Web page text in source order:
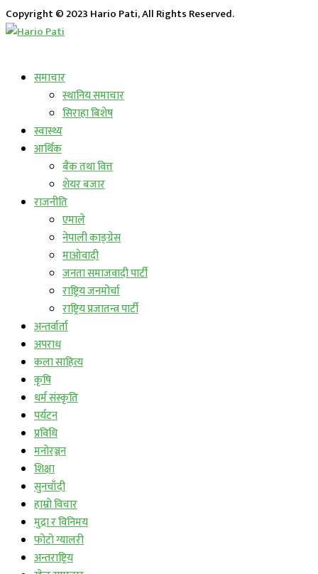
Copyright © 2023 Hario Pati, All Rights Reserved.
समाचार
स्थानिय समाचार
सिराहा बिशेष
स्वास्थ्य
आर्थिक
बैंक तथा वित्त
शेयर बजार
राजनीति
एमाले
नेपाली काङ्ग्रेस
माओवादी
जनता समाजवादी पार्टी
राष्ट्रिय जनमोर्चा
राष्ट्रिय प्रजातन्त्र पार्टी
अन्तर्वार्ता
अपराध
कला साहित्य
कृषि
धर्म संस्कृति
पर्यटन
प्रविधि
मनोरञ्जन
शिक्षा
सुनचाँदी
हाम्रो विचार
मुद्रा र विनिमय
फोटो ग्यालरी
अन्तराष्ट्रिय